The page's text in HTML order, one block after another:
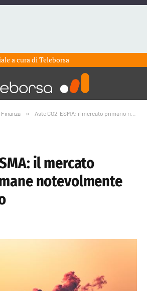
a cura diTeleborsa
Finanza » Aste CO2, ESMA: il mercato primario rimane notevolmente concentrato
il mercato
notevolmente